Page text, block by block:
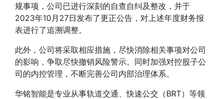
规事项，公司已进行深刻的自查自纠及整改，并于
2023年10月27日发布了更正公告，对上述年度财务报
表进行了追溯调整。
此外，公司将采取相应措施，尽快消除相关事项对公司
的影响，争取尽快撤销风险警示。同时加强对控股子公
司的内控管理，不断完善公司内部治理体系。
华铭智能是专业从事轨道交通、快速公交（BRT）等领